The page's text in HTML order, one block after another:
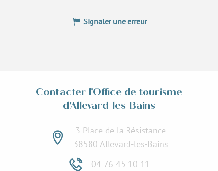
Signaler une erreur
Contacter l'Office de tourisme
d'Allevard-les-Bains
3 Place de la Résistance
38580 Allevard-les-Bains
04 76 45 10 11